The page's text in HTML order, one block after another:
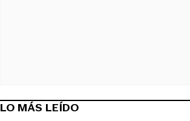
LO MÁS LEÍDO